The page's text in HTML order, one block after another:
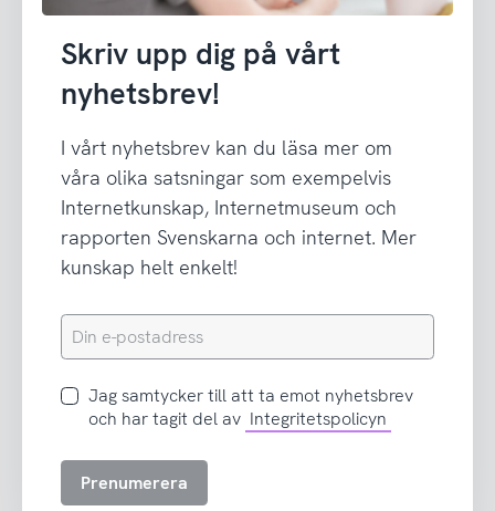
Skriv upp dig på vårt
nyhetsbrev!
I vårt nyhetsbrev kan du läsa mer om
våra olika satsningar som exempelvis
Internetkunskap, Internetmuseum och
rapporten Svenskarna och internet. Mer
kunskap helt enkelt!
Din
e-
Jag
samtycker
att
Jag samtycker till att ta emot nyhetsbrev
och har tagit del av Integritetspolicyn
Prenumerera